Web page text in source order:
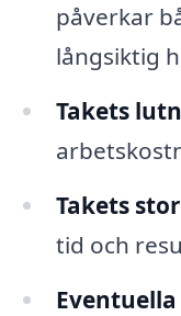
påverkar
långsiktig
Takets
Takets
tid och